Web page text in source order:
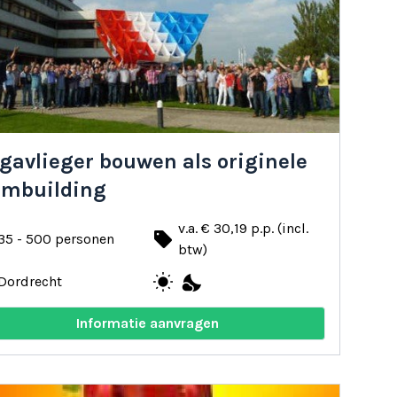
prima een dag vermaken. Dordrecht is de plek
Wil je meer weten? Ook voor plaatsen zoals
aan!
bouwen als originele
- 500 personen local_offer v.a. € 30,19 p.p. (incl.
btw)
wb_sunny nights_stay
Informatie aanvragen